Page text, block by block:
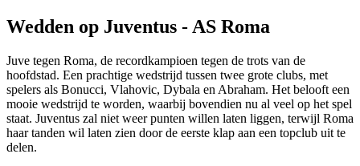
Wedden op Juventus - AS Roma
Juve tegen Roma, de recordkampioen tegen de trots van de
hoofdstad. Een prachtige wedstrijd tussen twee grote clubs, met
spelers als Bonucci, Vlahovic, Dybala en Abraham. Het belooft een
mooie wedstrijd te worden, waarbij bovendien nu al veel op het spel
staat. Juventus zal niet weer punten willen laten liggen, terwijl Roma
haar tanden wil laten zien door de eerste klap aan een topclub uit te
delen.